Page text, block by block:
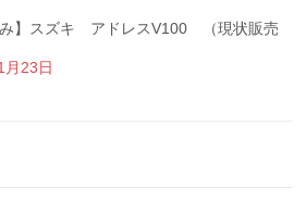
み】スズキ アドレスV100 （現状販売
月23日